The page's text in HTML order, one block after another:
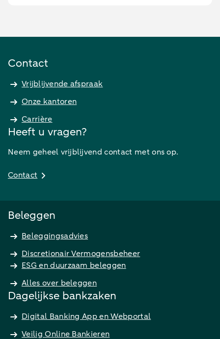
Contact
Vrijblijvende afspraak
Onze kantoren
Carrière
Heeft u vragen?
Neem geheel vrijblijvend contact met ons op.
Contact
Beleggen
Beleggingsadvies
Discretionair Vermogensbeheer
ESG en duurzaam beleggen
Alles over beleggen
Dagelijkse bankzaken
Digital Banking App en Webportal
Veilig Online Bankieren